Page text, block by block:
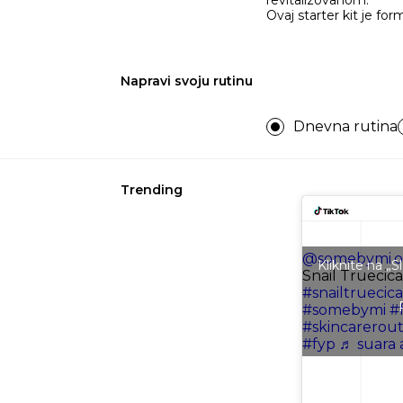
Ovaj starter kit je
Napravi svoju rutinu
Dnevna rutina
Trending
Snail
#snailtruecica
#somebymi
#fyp ♬ suara
Kliknite na